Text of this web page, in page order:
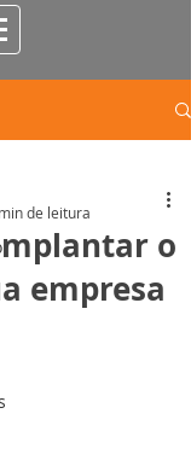
o
empresa
de leitura